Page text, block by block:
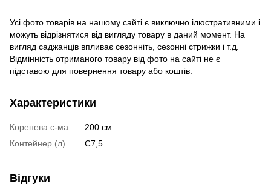
Усі фото товарів на нашому сайті є виключно ілюстративними і
можуть відрізнятися від вигляду товару в даний момент. На
вигляд саджанців впливає сезонніть, сезонні стрижки і т.д.
Відмінність отриманого товару від фото на сайті не є
підставою для повернення товару або коштів.
Характеристики
Коренева с-ма
200 см
Контейнер (л)
C7,5
Відгуки